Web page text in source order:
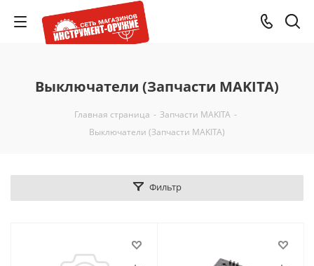
Выключатели (Запчасти MAKITA)
Главная страница - Запчасти MAKITA -
Выключатели (Запчасти MAKITA)
Фильтр